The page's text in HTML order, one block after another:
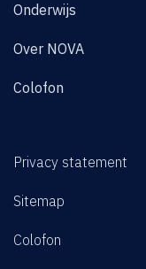
Onderwijs
Over NOVA
Colofon
Privacy statement
Sitemap
Colofon